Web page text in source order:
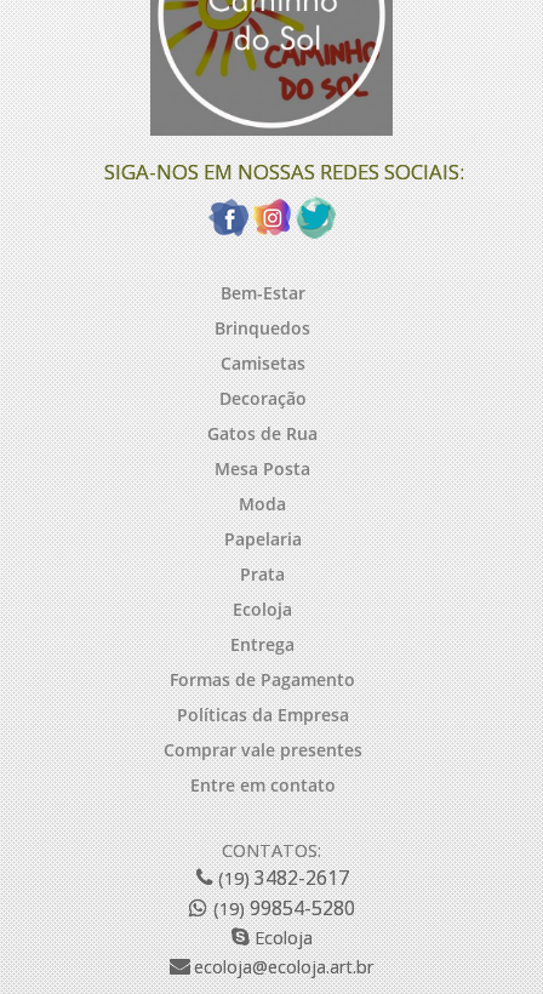
SIGA-NOS EM NOSSAS REDES SOCIAIS:
Bem-Estar
Brinquedos
Camisetas
Decoração
Gatos de Rua
Mesa Posta
Moda
Papelaria
Prata
Ecoloja
Entrega
Formas de Pagamento
Políticas da Empresa
Comprar vale presentes
Entre em contato
CONTATOS:
(19)3482-2617
(19)99854-5280
Ecoloja
ecoloja@ecoloja.art.br